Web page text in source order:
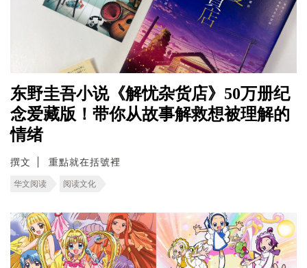
东野圭吾小说《解忧杂货店》50万册纪
念爱藏版！带你从故事解救想被理解的
情绪
撰文 重點就在括號裡
华文阅读 阅读文化